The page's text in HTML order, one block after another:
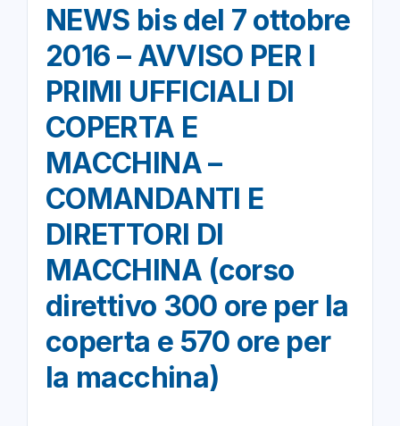
NEWS bis del 7 ottobre
2016 – AVVISO PER I
PRIMI UFFICIALI DI
COPERTA E
MACCHINA –
COMANDANTI E
DIRETTORI DI
MACCHINA (corso
direttivo 300 ore per la
coperta e 570 ore per
la macchina)